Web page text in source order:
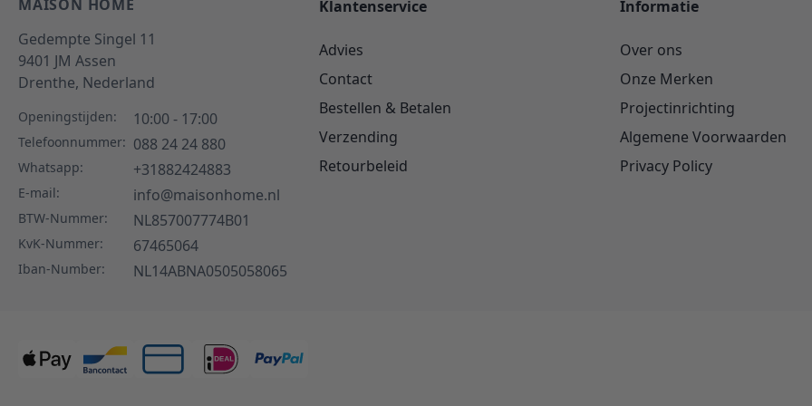
MAISON HOME
Gedempte Singel 11
9401 JM Assen
Drenthe, Nederland
Openingstijden: 10:00 - 17:00
Telefoonnummer: 088 24 24 880
Whatsapp: +31882424883
E-mail: info@maisonhome.nl
BTW-Nummer: NL857007774B01
KvK-Nummer: 67465064
Iban-Number: NL14ABNA0505058065
Klantenservice
Advies
Contact
Bestellen & Betalen
Verzending
Retourbeleid
Informatie
Over ons
Onze Merken
Projectinrichting
Algemene Voorwaarden
Privacy Policy